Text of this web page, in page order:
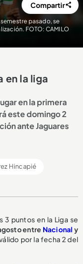
pasado, se
FOTO: CAMILO
Compartir
en la liga
en la primera
este domingo 2
ante Jaguares
Hincapié
3 puntos en la Liga se
entre Nacional y
por la fecha 2 del